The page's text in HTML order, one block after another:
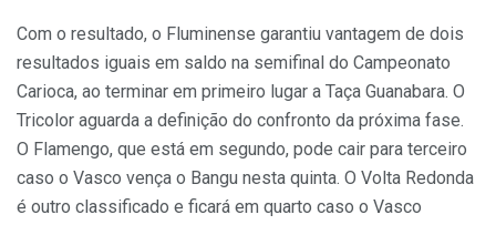
Com o resultado, o Fluminense garantiu vantagem de dois
resultados iguais em saldo na semifinal do Campeonato
Carioca, ao terminar em primeiro lugar a Taça Guanabara. O
Tricolor aguarda a definição do confronto da próxima fase.
O Flamengo, que está em segundo, pode cair para terceiro
caso o Vasco vença o Bangu nesta quinta. O Volta Redonda
é outro classificado e ficará em quarto caso o Vasco